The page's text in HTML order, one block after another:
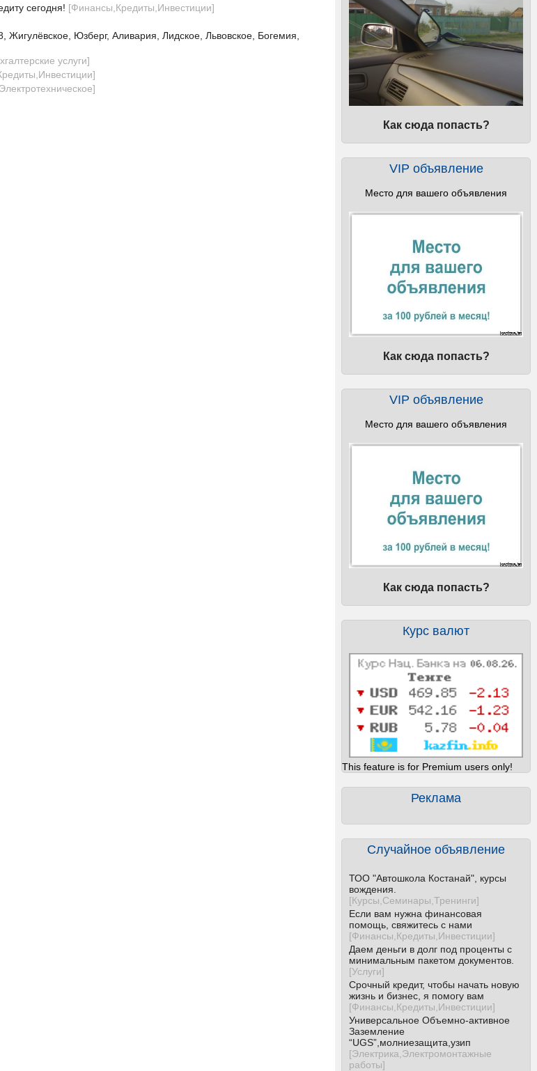
Как сюда попасть?
VIP объявление
Место для вашего объявления
Как сюда попасть?
VIP объявление
Место для вашего объявления
Как сюда попасть?
Курс валют
This feature is for Premium users only!
Реклама
Случайное объявление
ТОО "Автошкола Костанай", курсы
вождения.
[Курсы,Семинары,Тренинги]
Если вам нужна финансовая
помощь, свяжитесь с нами
[Финансы,Кредиты,Инвестиции]
Даем деньги в долг под проценты с
минимальным пакетом документов.
[Услуги]
Срочный кредит, чтобы начать новую
жизнь и бизнес, я помогу вам
[Финансы,Кредиты,Инвестиции]
Универсальное Объемно-активное
Заземление
“UGS”,молниезащита,узип
[Электрика,Электромонтажные
работы]
сегодня! [Финансы,Кредиты,Инвестиции]
Юзберг, Аливария, Лидское, Львовское, Богемия,
услуги]
]
]